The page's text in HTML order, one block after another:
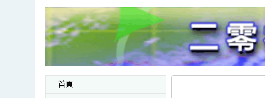
首頁